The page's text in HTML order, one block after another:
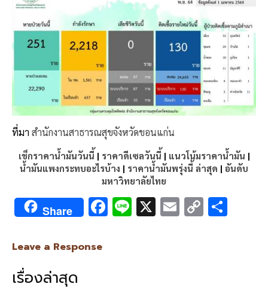
ที่มา สำนักงานสาธารณสุขจังหวัดขอนแก่น
เช็กราคาน้ำมันวันนี้ | ราคาดีเซลวันนี้ | แนวโน้มราคาน้ำมัน |
น้ำมันแพงกระทบอะไรบ้าง | ราคาน้ำมันพรุ่งนี้ ล่าสุด | อันดับ
มหาวิทยาลัยไทย
Share F Li X E C
Leave a Response
เรื่องล่าสุด